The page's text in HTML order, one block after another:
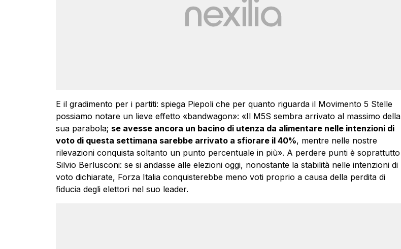
E il gradimento per i partiti: spiega Piepoli che per quanto riguarda il Movimento 5 Stelle
possiamo notare un lieve effetto «bandwagon»: «Il M5S sembra arrivato al massimo della
sua parabola; se avesse ancora un bacino di utenza da alimentare nelle intenzioni di
voto di questa settimana sarebbe arrivato a sfiorare il 40%, mentre nelle nostre
rilevazioni conquista soltanto un punto percentuale in più». A perdere punti è soprattutto
Silvio Berlusconi: se si andasse alle elezioni oggi, nonostante la stabilità nelle intenzioni di
voto dichiarate, Forza Italia conquisterebbe meno voti proprio a causa della perdita di
fiducia degli elettori nel suo leader.